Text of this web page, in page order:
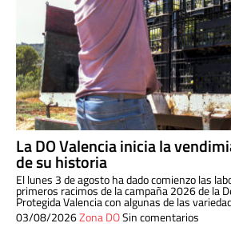
La DO Valencia inicia la
de su historia
El lunes 3 de agosto ha dado comienzo las
primeros racimos de la campaña 2026 de la
Protegida Valencia con algunas de las
03/08/2026Zona DOSin comentarios